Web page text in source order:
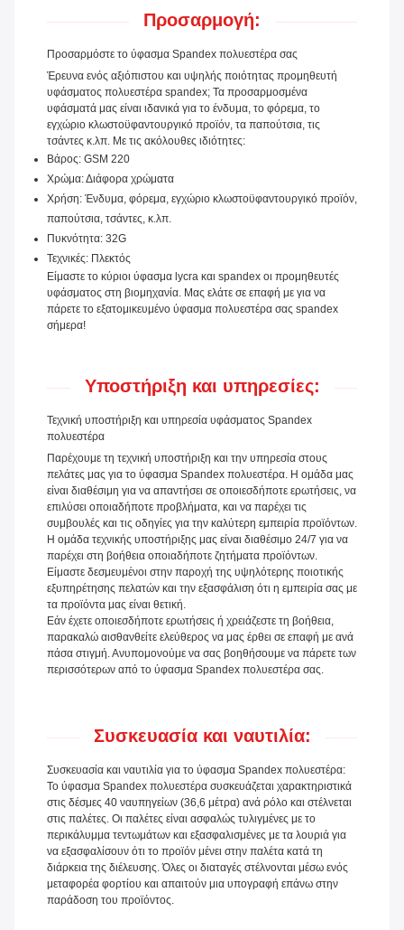
Προσαρμογή:
Προσαρμόστε το ύφασμα Spandex πολυεστέρα σας
Έρευνα ενός αξιόπιστου και υψηλής ποιότητας προμηθευτή
υφάσματος πολυεστέρα spandex; Τα προσαρμοσμένα
υφάσματά μας είναι ιδανικά για το ένδυμα, το φόρεμα, το
εγχώριο κλωστοϋφαντουργικό προϊόν, τα παπούτσια, τις
τσάντες κ.λπ. Με τις ακόλουθες ιδιότητες:
Βάρος: GSM 220
Χρώμα: Διάφορα χρώματα
Χρήση: Ένδυμα, φόρεμα, εγχώριο κλωστοϋφαντουργικό προϊόν,
παπούτσια, τσάντες, κ.λπ.
Πυκνότητα: 32G
Τεχνικές: Πλεκτός
Είμαστε το κύριοι ύφασμα lycra και spandex οι προμηθευτές
υφάσματος στη βιομηχανία. Μας ελάτε σε επαφή με για να
πάρετε το εξατομικευμένο ύφασμα πολυεστέρα σας spandex
σήμερα!
Υποστήριξη και υπηρεσίες:
Τεχνική υποστήριξη και υπηρεσία υφάσματος Spandex
πολυεστέρα
Παρέχουμε τη τεχνική υποστήριξη και την υπηρεσία στους
πελάτες μας για το ύφασμα Spandex πολυεστέρα. Η ομάδα μας
είναι διαθέσιμη για να απαντήσει σε οποιεσδήποτε ερωτήσεις, να
επιλύσει οποιαδήποτε προβλήματα, και να παρέχει τις
συμβουλές και τις οδηγίες για την καλύτερη εμπειρία προϊόντων.
Η ομάδα τεχνικής υποστήριξης μας είναι διαθέσιμο 24/7 για να
παρέχει στη βοήθεια οποιαδήποτε ζητήματα προϊόντων.
Είμαστε δεσμευμένοι στην παροχή της υψηλότερης ποιοτικής
εξυπηρέτησης πελατών και την εξασφάλιση ότι η εμπειρία σας με
τα προϊόντα μας είναι θετική.
Εάν έχετε οποιεσδήποτε ερωτήσεις ή χρειάζεστε τη βοήθεια,
παρακαλώ αισθανθείτε ελεύθερος να μας έρθει σε επαφή με ανά
πάσα στιγμή. Ανυπομονούμε να σας βοηθήσουμε να πάρετε των
περισσότερων από το ύφασμα Spandex πολυεστέρα σας.
Συσκευασία και ναυτιλία:
Συσκευασία και ναυτιλία για το ύφασμα Spandex πολυεστέρα:
Το ύφασμα Spandex πολυεστέρα συσκευάζεται χαρακτηριστικά
στις δέσμες 40 ναυπηγείων (36,6 μέτρα) ανά ρόλο και στέλνεται
στις παλέτες. Οι παλέτες είναι ασφαλώς τυλιγμένες με το
περικάλυμμα τεντωμάτων και εξασφαλισμένες με τα λουριά για
να εξασφαλίσουν ότι το προϊόν μένει στην παλέτα κατά τη
διάρκεια της διέλευσης. Όλες οι διαταγές στέλνονται μέσω ενός
μεταφορέα φορτίου και απαιτούν μια υπογραφή επάνω στην
παράδοση του προϊόντος.